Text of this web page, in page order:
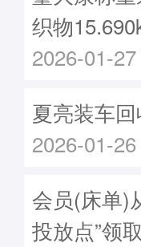
织物
2026-01-
夏亮装车
2026-01-
会员(床单)
投放点”领